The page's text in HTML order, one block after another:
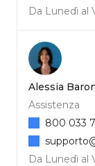
Da Lunedì al
Alessia
Assistenza
Da Lunedì al
800 033